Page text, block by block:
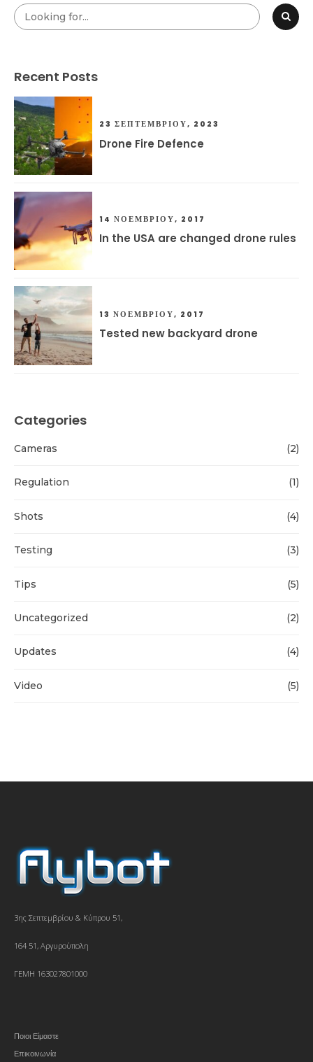
Recent Posts
23 ΣΕΠΤΕΜΒΡΊΟΥ, 2023
Drone Fire Defence
14 ΝΟΕΜΒΡΊΟΥ, 2017
In the USA are changed drone rules
13 ΝΟΕΜΒΡΊΟΥ, 2017
Tested new backyard drone
Categories
Cameras (2)
Regulation (1)
Shots (4)
Testing (3)
Tips (5)
Uncategorized (2)
Updates (4)
Video (5)
3ης Σεπτεμβρίου & Κύπρου 51,
164 51, Αργυρούπολη
ΓΕΜΗ 163027801000
Ποιοι Είμαστε
Επικοινωνία